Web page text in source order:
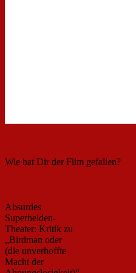
Wie hat Dir der Film gefallen?
Absurdes
Superhelden-
Theater: Kritik zu
„Birdman oder
(die unverhoffte
Macht der